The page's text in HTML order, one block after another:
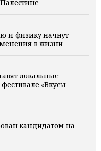
и физику начнут
в жизни
локальные
«Вкусы
кандидатом на